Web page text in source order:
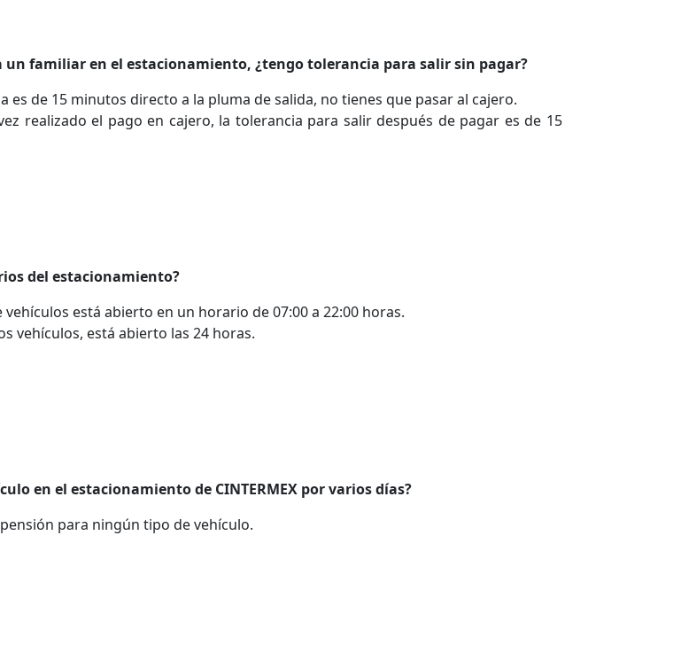
un familiar en el estacionamiento, ¿tengo tolerancia para salir sin pagar?
es de 15 minutos directo a la pluma de salida, no tienes que pasar al cajero.
realizado el pago en cajero, la tolerancia para salir después de pagar es de 15
del estacionamiento?
vehículos está abierto en un horario de 07:00 a 22:00 horas.
vehículos, está abierto las 24 horas.
en el estacionamiento de CINTERMEX por varios días?
para ningún tipo de vehículo.